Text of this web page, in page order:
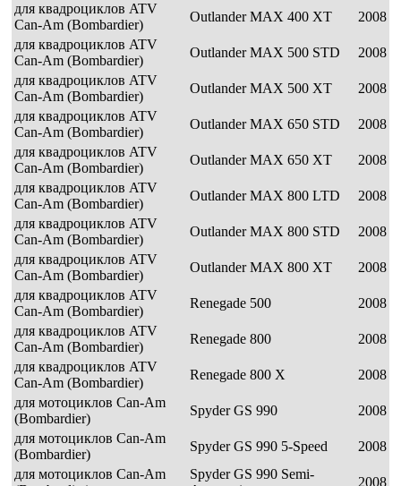
для квадроциклов ATV
Can-Am (Bombardier)
Outlander MAX 400 XT
2008
для квадроциклов ATV
Can-Am (Bombardier)
Outlander MAX 500 STD
2008
для квадроциклов ATV
Can-Am (Bombardier)
Outlander MAX 500 XT
2008
для квадроциклов ATV
Can-Am (Bombardier)
Outlander MAX 650 STD
2008
для квадроциклов ATV
Can-Am (Bombardier)
Outlander MAX 650 XT
2008
для квадроциклов ATV
Can-Am (Bombardier)
Outlander MAX 800 LTD
2008
для квадроциклов ATV
Can-Am (Bombardier)
Outlander MAX 800 STD
2008
для квадроциклов ATV
Can-Am (Bombardier)
Outlander MAX 800 XT
2008
для квадроциклов ATV
Can-Am (Bombardier)
Renegade 500
2008
для квадроциклов ATV
Can-Am (Bombardier)
Renegade 800
2008
для квадроциклов ATV
Can-Am (Bombardier)
Renegade 800 X
2008
для мотоциклов Can-Am
(Bombardier)
Spyder GS 990
2008
для мотоциклов Can-Am
(Bombardier)
Spyder GS 990 5-Speed
2008
для мотоциклов Can-Am
Spyder GS 990 Semi-
2008